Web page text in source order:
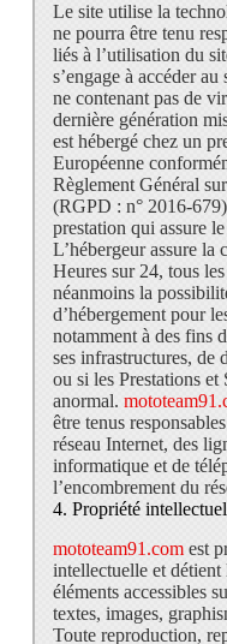
Le site utilise la
ne pourra être tenu
liés à l’utilisation du
s’engage à accéder
ne contenant pas de
dernière génération
est hébergé chez un
Européenne
Règlement Général
(RGPD : n° 2016-
prestation qui assure
L’hébergeur assure la
Heures sur 24, tous
néanmoins la
d’hébergement pour
notamment à des fins
ses infrastructures, de
ou si les Prestations
anormal.
être tenus
réseau Internet, des
informatique et de
l’encombrement du
4. Propriété
mototeam91.comest
intellectuelle et détient
éléments accessibles
textes, images,
Toute reproduction,